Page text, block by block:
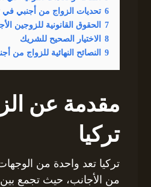
6 تحديات الزواج من أجنبي في
7
الحقوق القانونية للزوجين
8
الاختيار الصحيح للشريك
9
النصائح النهائية للزواج من
مقدمة عن
تركيا
تركيا تعد واحدة من
من الأجانب، حيث تجمع بين